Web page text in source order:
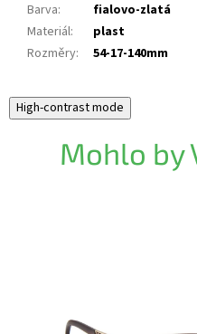
Barva:
fialovo-zlatá
Materiál:
plast
Rozměry: 54-17-140mm
High-contrast mode
Mohlo by